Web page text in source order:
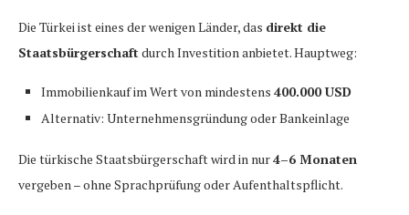
Die Türkei ist eines der wenigen Länder, das direkt die
Staatsbürgerschaft durch Investition anbietet. Hauptweg:
Immobilienkauf im Wert von mindestens 400.000 USD
Alternativ: Unternehmensgründung oder Bankeinlage
Die türkische Staatsbürgerschaft wird in nur4–6 Monaten
vergeben – ohne Sprachprüfung oder Aufenthaltspflicht.